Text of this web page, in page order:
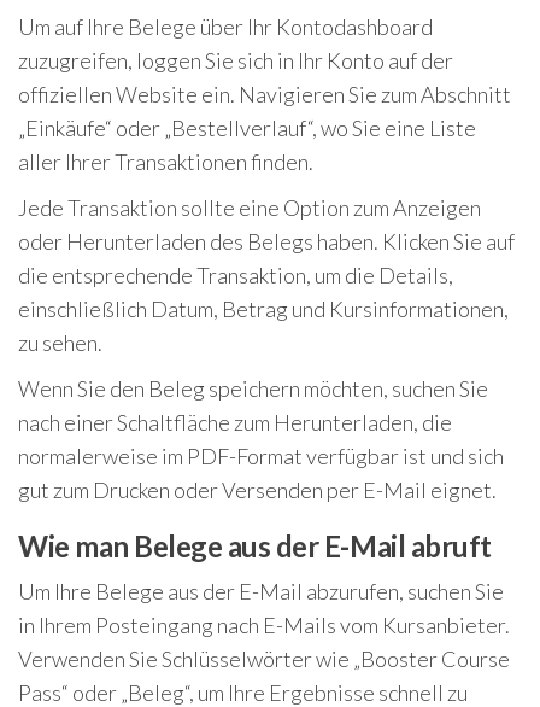
Um auf Ihre Belege über Ihr Kontodashboard
zuzugreifen, loggen Sie sich in Ihr Konto auf der
offiziellen Website ein. Navigieren Sie zum Abschnitt
„Einkäufe“ oder „Bestellverlauf“, wo Sie eine Liste
aller Ihrer Transaktionen finden.
Jede Transaktion sollte eine Option zum Anzeigen
oder Herunterladen des Belegs haben. Klicken Sie auf
die entsprechende Transaktion, um die Details,
einschließlich Datum, Betrag und Kursinformationen,
zu sehen.
Wenn Sie den Beleg speichern möchten, suchen Sie
nach einer Schaltfläche zum Herunterladen, die
normalerweise im PDF-Format verfügbar ist und sich
gut zum Drucken oder Versenden per E-Mail eignet.
Wie man Belege aus der E-Mail abruft
Um Ihre Belege aus der E-Mail abzurufen, suchen Sie
in Ihrem Posteingang nach E-Mails vom Kursanbieter.
Verwenden Sie Schlüsselwörter wie „Booster Course
Pass“ oder „Beleg“, um Ihre Ergebnisse schnell zu